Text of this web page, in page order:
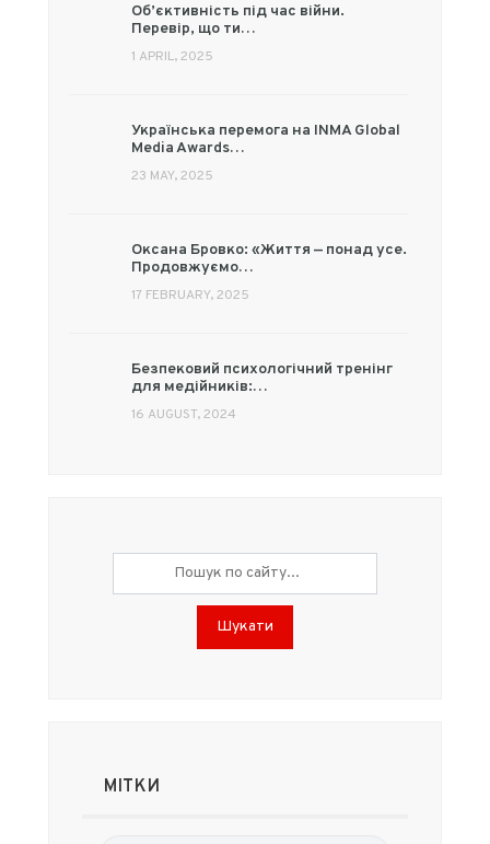
Об’єктивність під час війни.
Перевір, що ти…
1 APRIL, 2025
Українська перемога на INMA Global
Media Awards…
23 MAY, 2025
Оксана Бровко: «Життя — понад усе.
Продовжуємо…
17 FEBRUARY, 2025
Безпековий психологічний тренінг
для медійників:…
16 AUGUST, 2024
Шукати
МІТКИ